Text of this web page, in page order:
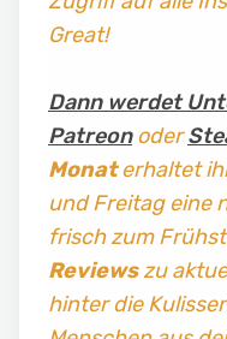
Great!
Dann werdet
Patreonoder
Monaterhaltet
und Freitag eine
frisch zum
Reviewszu
hinter die